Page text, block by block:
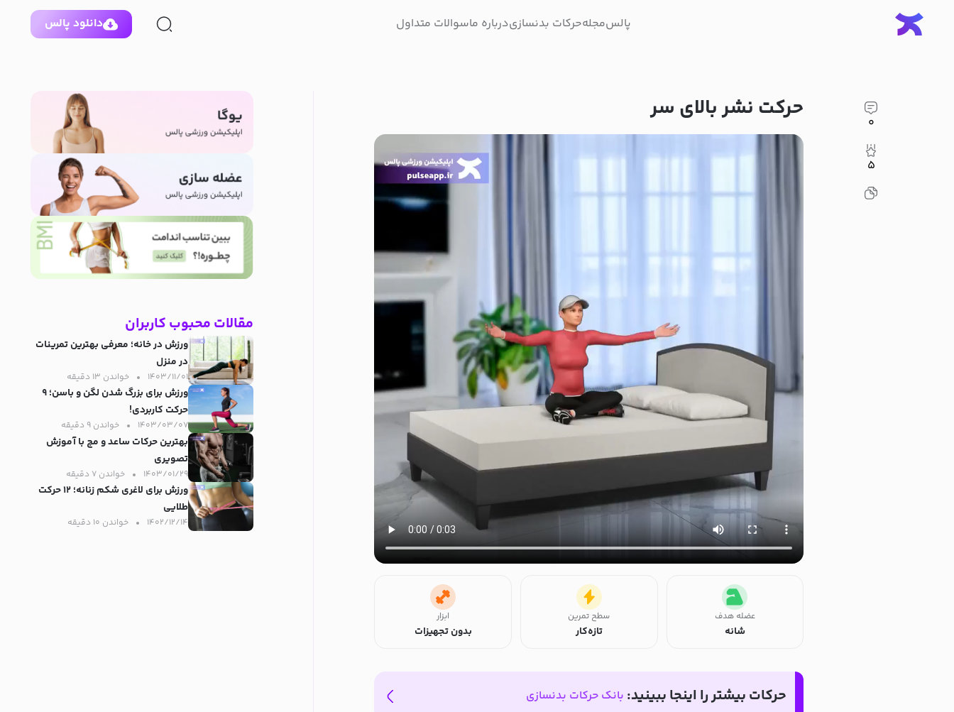
پالسمجلهحرکات بدنسازیدرباره ماسوالات متداول دانلود پالس
۰
۵
حرکت نشر بالای سر
عضله هدف
شانه
سطح تمرین
تازه‌کار
ابزار
بدون تجهیزات
حرکات بیشتر را اینجا ببینید: بانک حرکات بدنسازی
مقالات محبوب کاربران
ورزش در خانه؛ معرفی بهترین تمرینات
در منزل
۱۴۰۳/۱۱/۰۱ خواندن ۱۳ دقیقه‌
ورزش برای بزرگ شدن لگن و باسن؛ ۹
حرکت کاربردی!
۱۴۰۳/۰۳/۰۷ خواندن ۹ دقیقه‌
بهترین حرکات ساعد و مچ با آموزش
تصویری
۱۴۰۳/۰۱/۲۹ خواندن ۷ دقیقه‌
ورزش برای لاغری شکم زنانه؛ ۱۲ حرکت
طلایی
۱۴۰۲/۱۲/۱۴ خواندن ۱۰ دقیقه‌